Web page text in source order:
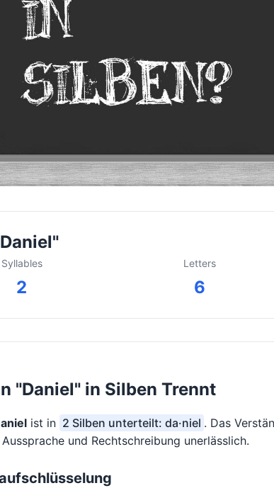
Syllables
2
Letters
6
"Daniel" in Silben Trennt
ist in 2 Silben unterteilt: da·niel . Das
und Rechtschreibung unerlässlich.